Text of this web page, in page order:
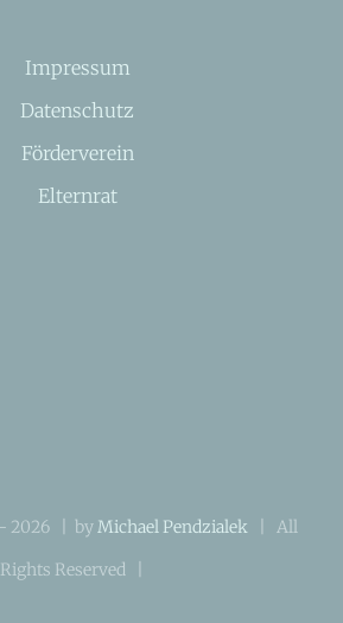
Impressum
Datenschutz
Förderverein
Elternrat
2026 | byMichael Pendzialek | All
Rights Reserved |